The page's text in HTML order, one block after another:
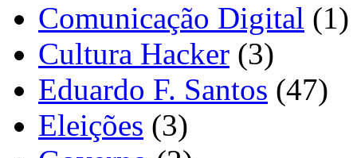
Comunicação Digital (1)
Cultura Hacker (3)
Eduardo F. Santos (47)
Eleições (3)